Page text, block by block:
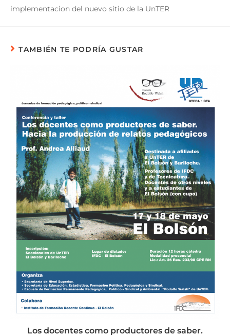
implementacion del nuevo sitio de la UnTER
TAMBIÉN TE PODRÍA GUSTAR
Los docentes como productores de saber.